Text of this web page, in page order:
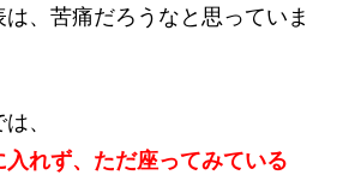
、苦痛だろうなと思っていま
、
入れず、ただ座ってみている